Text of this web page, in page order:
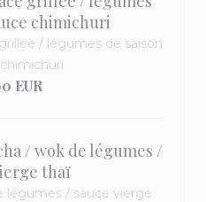
chimichuri
/ légumes de saison
EUR
/ wok de légumes /
thaï
légumes / sauce vierge